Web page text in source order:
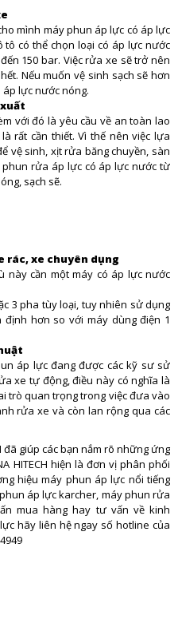
mình máy phun áp lực có áp lực
có thể chọn loại có áp lực nước
150 bar. Việc rửa xe sẽ trở nên
Nếu muốn vệ sinh sạch sẽ hơn
lực nước nóng.
với đó là yêu cầu về an toàn lao
rất cần thiết. Vì thế nên việc lựa
vệ sinh, xịt rửa băng chuyền, sàn
rửa áp lực có áp lực nước từ
sạch sẽ.
rác, xe chuyên dụng
này cần một máy có áp lực nước
3 pha tùy loại, tuy nhiên sử dụng
hơn so với máy dùng điện 1
áp lực đang được các kỹ sư sử
xe tự động, điều này có nghĩa là
trò quan trọng trong việc đưa vào
rửa xe và còn lan rộng qua các
đã giúp các bạn nắm rõ những ứng
HITECH hiện là đơn vị phân phối
hiệu máy phun áp lực nổi tiếng
áp lực karcher, máy phun rửa
mua hàng hay tư vấn về kinh
hãy liên hệ ngay số hotline của